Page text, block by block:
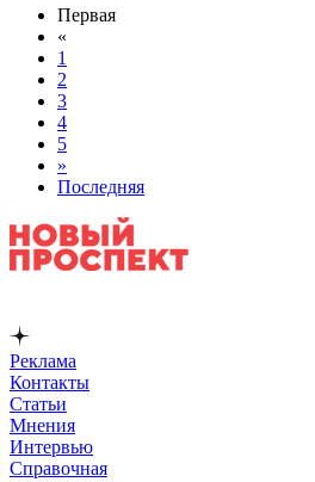
Первая
«
1
2
3
4
5
»
Последняя
Реклама
Контакты
Статьи
Мнения
Интервью
Справочная